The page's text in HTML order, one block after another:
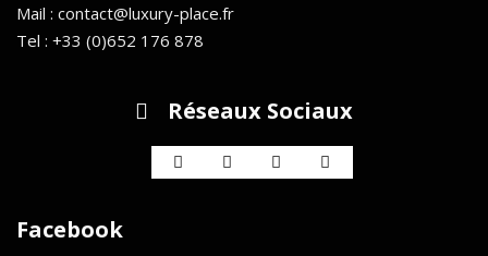
Mail : contact@luxury-place.fr
Tel : +33 (0)652 176 878
Réseaux Sociaux
Facebook